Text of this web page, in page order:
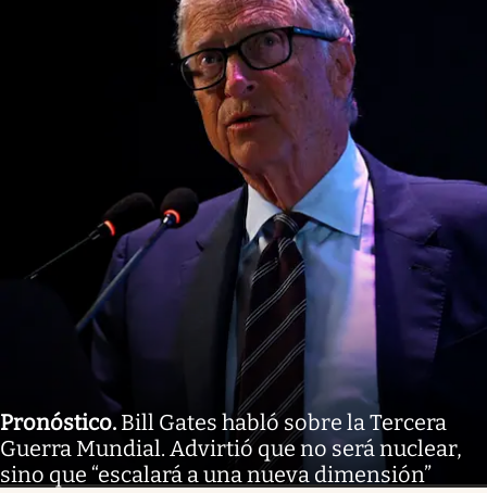
Pronóstico. Bill Gates habló sobre la Tercera
Guerra Mundial. Advirtió que no será nuclear,
sino que “escalará a una nueva dimensión”